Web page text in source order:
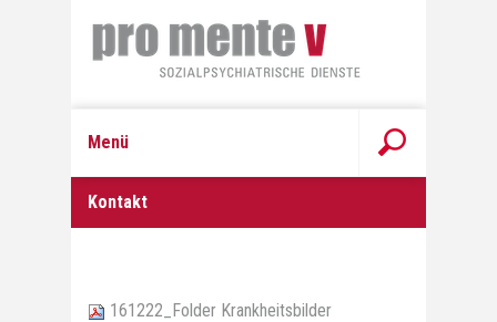
Menü
Kontakt
161222_Folder Krankheitsbilder